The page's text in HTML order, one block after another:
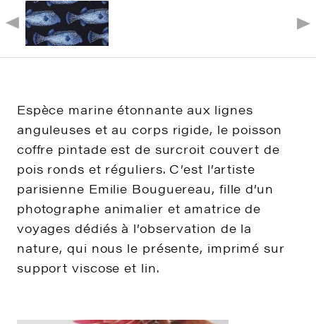
Espèce marine étonnante aux lignes
anguleuses et au corps rigide, le poisson
coffre pintade est de surcroit couvert de
pois ronds et réguliers. C’est l’artiste
parisienne Emilie Bouguereau, fille d’un
photographe animalier et amatrice de
voyages dédiés à l’observation de la
nature, qui nous le présente, imprimé sur
support viscose et lin.